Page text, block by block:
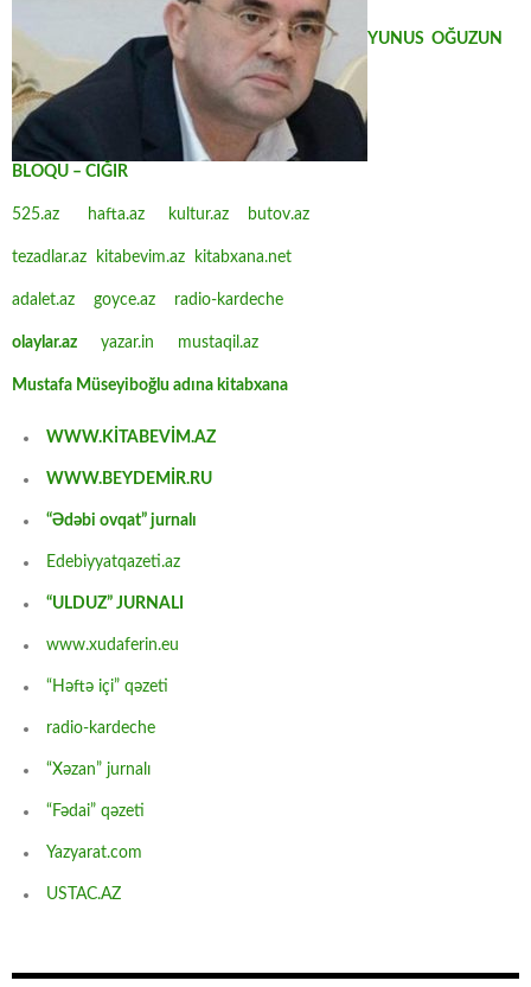
YUNUS OĞUZUN
BLOQU – CIĞIR
525.az hafta.az kultur.az butov.az
tezadlar.az kitabevim.az kitabxana.net
adalet.az goyce.az radio-kardeche
olaylar.az yazar.in mustaqil.az
Mustafa Müseyiboğlu adına kitabxana
WWW.KİTABEVİM.AZ
WWW.BEYDEMİR.RU
“Ədəbi ovqat” jurnalı
Edebiyyatqazeti.az
“ULDUZ” JURNALI
www.xudaferin.eu
“Həftə içi” qəzeti
radio-kardeche
“Xəzan” jurnalı
“Fədai” qəzeti
Yazyarat.com
USTAC.AZ